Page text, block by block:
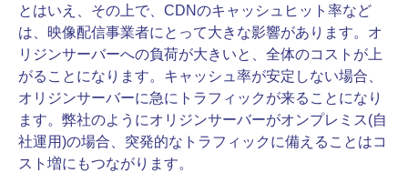
とはいえ、その上で、CDNのキャッシュヒット率など
は、映像配信事業者にとって大きな影響があります。オ
リジンサーバーへの負荷が大きいと、全体のコストが上
がることになります。キャッシュ率が安定しない場合、
オリジンサーバーに急にトラフィックが来ることになり
ます。弊社のようにオリジンサーバーがオンプレミス(自
社運用)の場合、突発的なトラフィックに備えることはコ
スト増にもつながります。